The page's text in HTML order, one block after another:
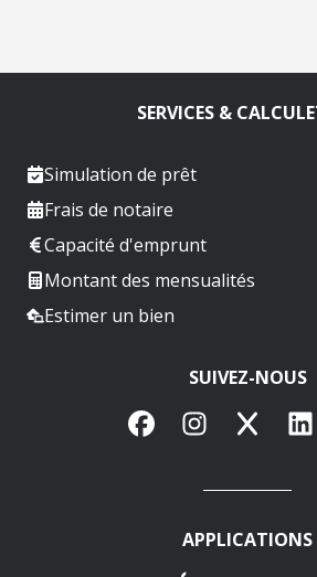
SERVICES &
Simulation de prêt
Frais de notaire
Capacité d'emprunt
Montant des mensualités
Estimer un bien
SUIVEZ-NOUS
FacebookInstagram
X
APPLICATIONS